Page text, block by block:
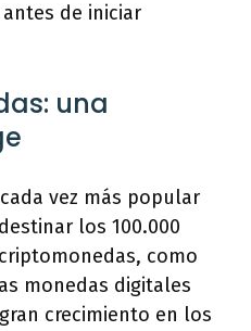
de iniciar
una
vez más popular
los 100.000
como
monedas digitales
crecimiento en los